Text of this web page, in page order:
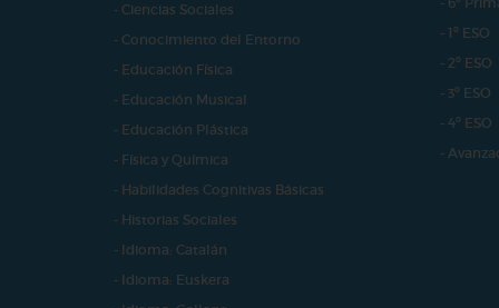
- Ciencias Sociales
- Conocimiento del Entorno
- Educación Física
- Educación Musical
- Educación Plástica
- Física y Química
- Habilidades Cognitivas Básicas
- Historias Sociales
- Idioma: Catalán
- Idioma: Euskera
- 1º ESO
- 2º ESO
- 3º ESO
- 4º ESO
-